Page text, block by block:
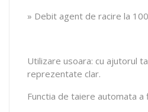
» Debit agent de racire la
Utilizare usoara: cu ajutorul
reprezentate clar.
Functia de taiere automata